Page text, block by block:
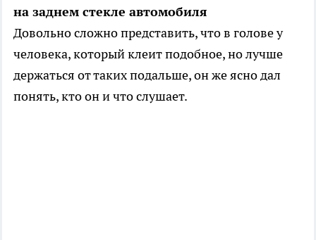
на заднем стекле автомобиля
Довольно сложно представить, что в голове у
человека, который клеит подобное, но лучше
держаться от таких подальше, он же ясно дал
понять, кто он и что слушает.